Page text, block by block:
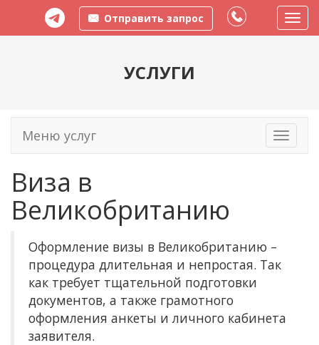
Отправить запрос
меню
УСЛУГИ
Toggle
Меню услуг
Виза в
Великобританию
Оформление визы в Великобританию –
процедура длительная и непростая. Так
как требует тщательной подготовки
документов, а также грамотного
оформления анкеты и личного кабинета
заявителя.